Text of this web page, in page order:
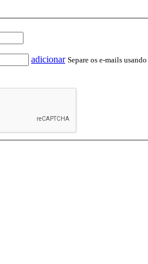
adicionar Separe os e-mails